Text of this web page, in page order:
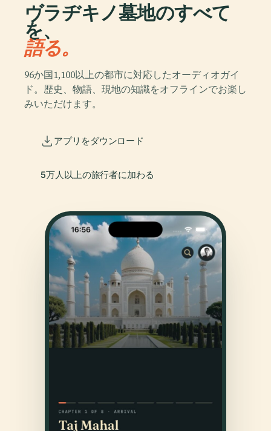
ヴラヂキノ墓地のすべて
を、
語る。
96か国1,100以上の都市に対応したオーディオガイ
ド。歴史、物語、現地の知識をオフラインでお楽し
みいただけます。
アプリをダウンロード
5万人以上の旅行者に加わる